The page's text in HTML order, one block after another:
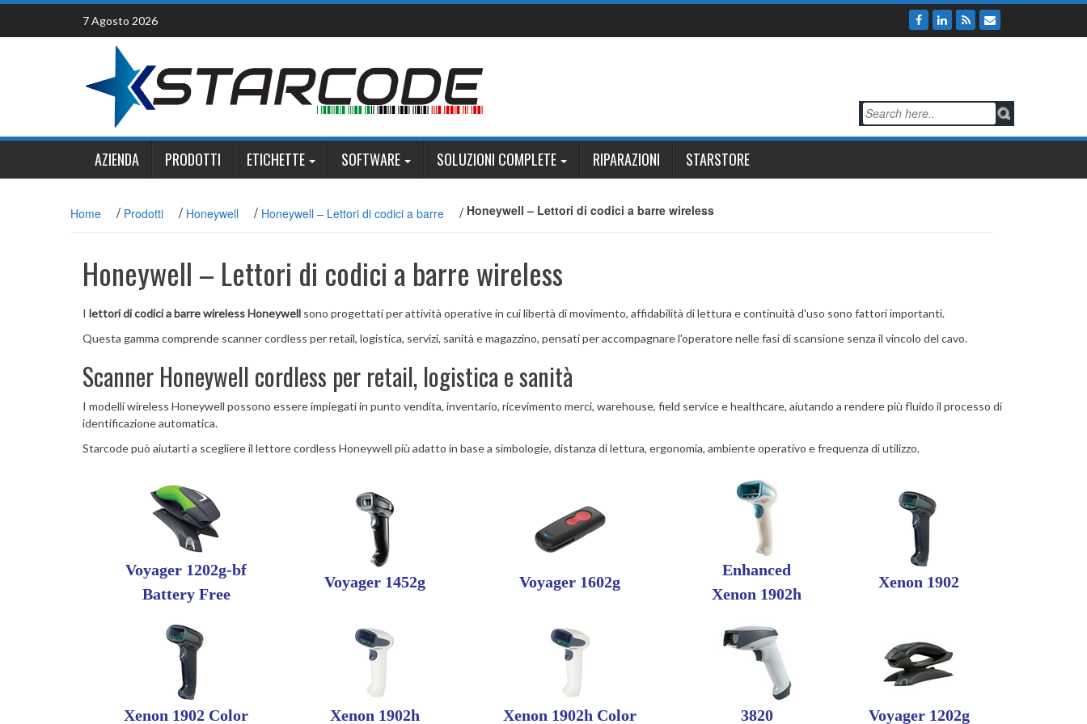
Skip
content
7 Agosto 2026
AZIENDA PRODOTTI ETICHETTE SOFTWARE SOLUZIONI COMPLETE RIPARAZIONI STARSTORE
Home / Prodotti / Honeywell / Honeywell – Lettori di codici a barre / Honeywell – Lettori di codici a barre wireless
Honeywell – Lettori di codici a barre wireless
I lettori di codici a barre wireless Honeywell sono progettati per attività operative in cui libertà di movimento, affidabilità di lettura e continuità d'uso sono fattori importanti.
Questa gamma comprende scanner cordless per retail, logistica, servizi, sanità e magazzino, pensati per accompagnare l'operatore nelle fasi di scansione senza il vincolo del cavo.
Scanner Honeywell cordless per retail, logistica e sanità
I modelli wireless Honeywell possono essere impiegati in punto vendita, inventario, ricevimento merci, warehouse, field service e healthcare, aiutando a rendere più fluido il processo di
identificazione automatica.
Starcode può aiutarti a scegliere il lettore cordless Honeywell più adatto in base a simbologie, distanza di lettura, ergonomia, ambiente operativo e frequenza di utilizzo.
Voyager 1202g-bf
Battery Free
Voyager 1452g Voyager 1602g
Enhanced
Xenon 1902h
Xenon 1902
Xenon 1902 Color Xenon 1902h Xenon 1902h Color 3820 Voyager 1202g